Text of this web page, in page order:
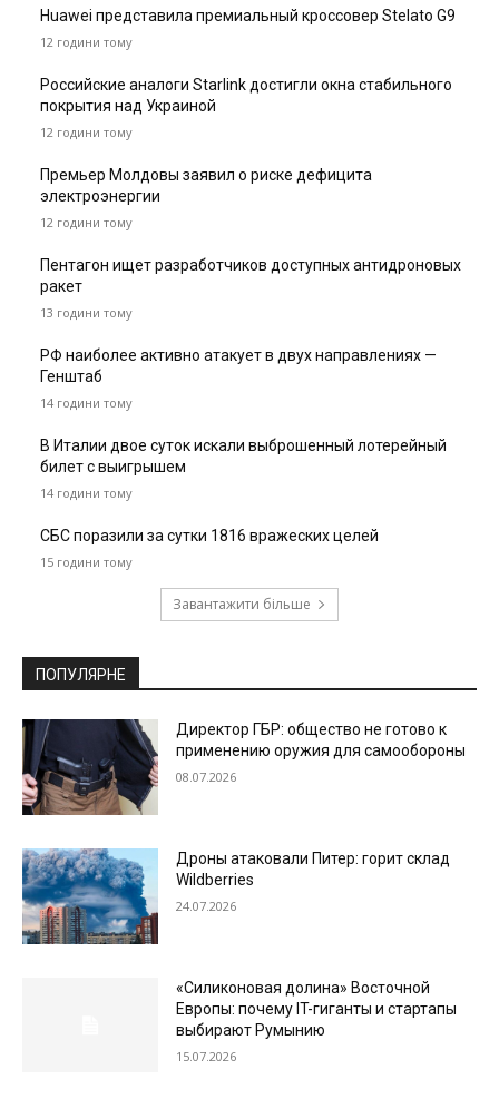
Huawei представила премиальный кроссовер Stelato G9
12 години тому
Российские аналоги Starlink достигли окна стабильного
покрытия над Украиной
12 години тому
Премьер Молдовы заявил о риске дефицита
электроэнергии
12 години тому
Пентагон ищет разработчиков доступных антидроновых
ракет
13 години тому
РФ наиболее активно атакует в двух направлениях —
Генштаб
14 години тому
В Италии двое суток искали выброшенный лотерейный
билет с выигрышем
14 години тому
СБС поразили за сутки 1816 вражеских целей
15 години тому
Завантажити більше
ПОПУЛЯРНЕ
Директор ГБР: общество не готово к
применению оружия для самообороны
08.07.2026
Дроны атаковали Питер: горит склад
Wildberries
24.07.2026
«Силиконовая долина» Восточной
Европы: почему IT-гиганты и стартапы
выбирают Румынию
15.07.2026